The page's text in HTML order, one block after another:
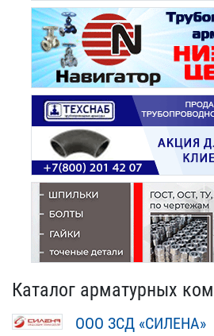
Каталог арматурных
ООО ЗСД «СИЛЕНА»